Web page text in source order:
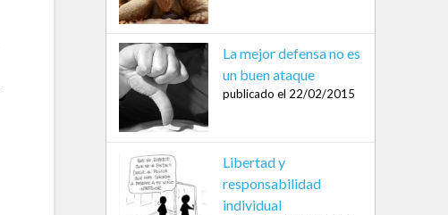
La mejor defensa no es
un buen ataque
publicado el 22/02/2015
Libertad y
responsabilidad
individual